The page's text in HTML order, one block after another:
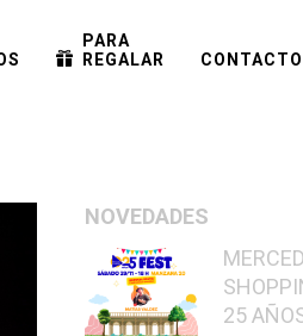
PARA
REGALAR
CONTACTO
NOVEDADES
25